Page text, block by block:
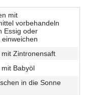
mit
vorbehandeln
Essig oder
Zintronensaft
Babyöl
in die Sonne